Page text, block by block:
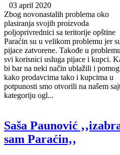
03 april 2020
Zbog novonastalih problema oko
plasiranja svojih proizvoda
poljoprivrednici sa teritorije opštine
Paraćin su u velikom problemu jer
pijace zatvorene. Takođe u
svi korisnici usluga pijace i kupci.
bi bar na neki način ublažili i
kako prodavcima tako i kupcima u
potpunosti smo otvorili na našem
kategoriju ogl...
Saša Paunović
sam Paraćin‚‚